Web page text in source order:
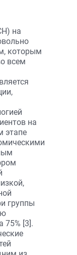
на
которым
всем
на
этапе
группы
75% [3].